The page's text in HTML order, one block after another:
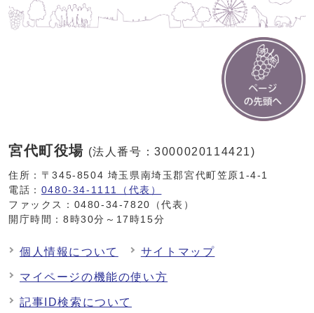
宮代町役場 (法人番号：3000020114421)
住所：〒345-8504 埼玉県南埼玉郡宮代町笠原1-4-1
電話： 0480-34-1111（代表）
ファックス：0480-34-7820（代表）
開庁時間：8時30分～17時15分
個人情報について サイトマップ
マイページの機能の使い方
記事ID検索について